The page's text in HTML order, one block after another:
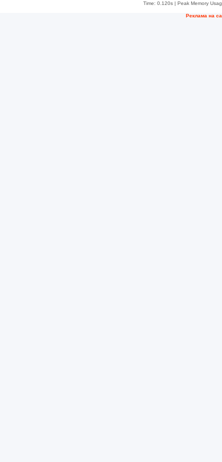
Time: 0.120s| Peak Memory
Рeклама на